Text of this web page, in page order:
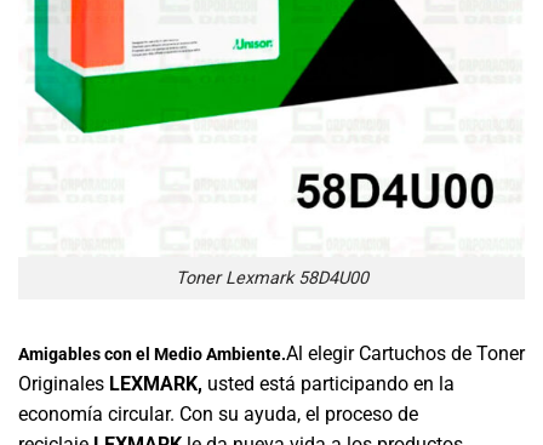
Toner Lexmark 58D4U00
Amigables con el Medio Ambiente.Al elegir Cartuchos de Toner
Originales LEXMARK, usted está participando en la
economía circular. Con su ayuda, el proceso de